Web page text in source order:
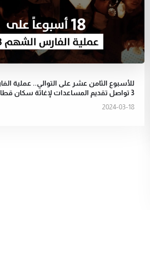
للأسبوع الثامن عشر على التوالي.. عملية
3 تواصل تقديم المساعدات لإغاثة سكان قطاع غزة
2024-03-18